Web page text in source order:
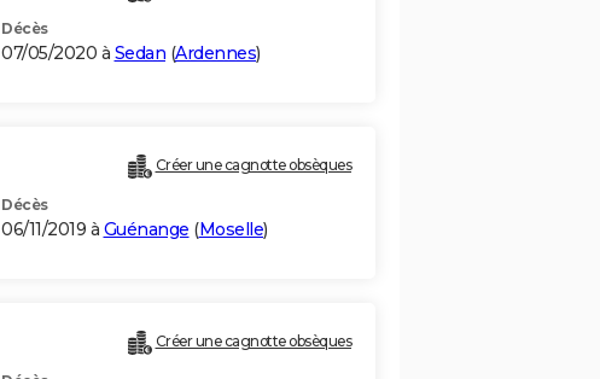
Décès
07/05/2020 à Sedan (Ardennes)
Créer une cagnotte obsèques
Décès
06/11/2019 à Guénange (Moselle)
Créer une cagnotte obsèques